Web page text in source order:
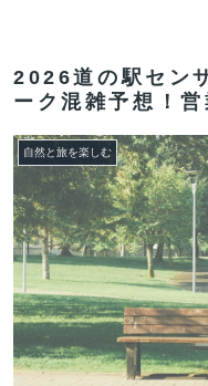
2026道の駅セン
ーク混雑予想！
自然と旅を楽しむ